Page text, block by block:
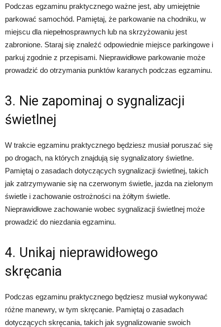
Podczas egzaminu praktycznego ważne jest, aby umiejętnie
parkować samochód. Pamiętaj, że parkowanie na chodniku, w
miejscu dla niepełnosprawnych lub na skrzyżowaniu jest
zabronione. Staraj się znaleźć odpowiednie miejsce parkingowe i
parkuj zgodnie z przepisami. Nieprawidłowe parkowanie może
prowadzić do otrzymania punktów karanych podczas egzaminu.
3. Nie zapominaj o sygnalizacji
świetlnej
W trakcie egzaminu praktycznego będziesz musiał poruszać się
po drogach, na których znajdują się sygnalizatory świetlne.
Pamiętaj o zasadach dotyczących sygnalizacji świetlnej, takich
jak zatrzymywanie się na czerwonym świetle, jazda na zielonym
świetle i zachowanie ostrożności na żółtym świetle.
Nieprawidłowe zachowanie wobec sygnalizacji świetlnej może
prowadzić do niezdania egzaminu.
4. Unikaj nieprawidłowego
skręcania
Podczas egzaminu praktycznego będziesz musiał wykonywać
różne manewry, w tym skręcanie. Pamiętaj o zasadach
dotyczących skręcania, takich jak sygnalizowanie swoich